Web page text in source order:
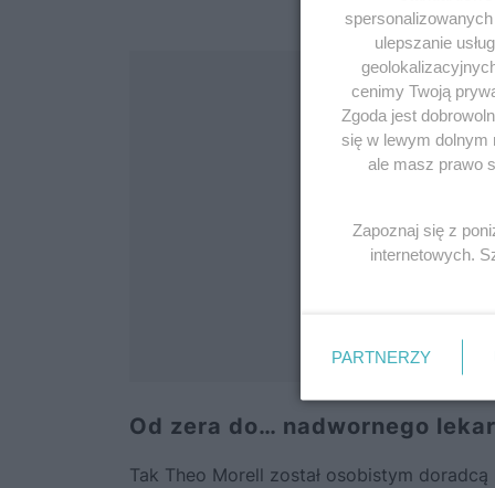
Od zera do… nadwornego
Tak Theo Morell został osobistym
ulepszanie
cenimy Twoją
Zgoda jest
się w lewym dolnym
ale masz prawo
Zapoznaj się z
internetowych.
PARTNERZY